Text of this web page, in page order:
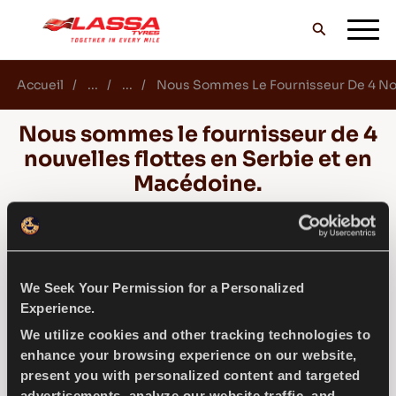
We Seek Your Permission for a Personalized
Experience.
We utilize cookies and other tracking technologies to
enhance your browsing experience on our website,
present you with personalized content and targeted
TOUS LES PNEUS LASSA
TROUVER UN DISTRIBUTEUR
ALLEZ AVEC LASSA!
Accueil ... ... Nous Sommes Le Fournisseur De 4
Nous sommes le fournisseur de 4
nouvelles flottes en Serbie et en
Macédoine.
Nous sommes heureux d'être le fournisseur
officiel de pneus des flottes de location de
voitures Europcar et Sixt en Macédoine et des
flottes de location de voitures Hertz et ALD
succès sur les routes européennes.